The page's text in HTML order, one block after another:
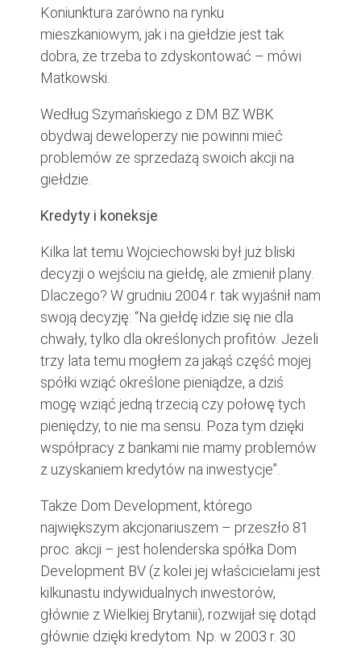
Koniunktura zarówno na rynku
mieszkaniowym, jak i na giełdzie jest tak
dobra, że trzeba to zdyskontować – mówi
Matkowski.
Według Szymańskiego z DM BZ WBK
obydwaj deweloperzy nie powinni mieć
problemów ze sprzedażą swoich akcji na
giełdzie.
Kredyty i koneksje
Kilka lat temu Wojciechowski był już bliski
decyzji o wejściu na giełdę, ale zmienił plany.
Dlaczego? W grudniu 2004 r. tak wyjaśnił nam
swoją decyzję: “Na giełdę idzie się nie dla
chwały, tylko dla określonych profitów. Jeżeli
trzy lata temu mogłem za jakąś część mojej
spółki wziąć określone pieniądze, a dziś
mogę wziąć jedną trzecią czy połowę tych
pieniędzy, to nie ma sensu. Poza tym dzięki
współpracy z bankami nie mamy problemów
z uzyskaniem kredytów na inwestycje”.
Także Dom Development, którego
największym akcjonariuszem – przeszło 81
proc. akcji – jest holenderska spółka Dom
Development BV (z kolei jej właścicielami jest
kilkunastu indywidualnych inwestorów,
głównie z Wielkiej Brytanii), rozwijał się dotąd
głównie dzięki kredytom. Np. w 2003 r. 30